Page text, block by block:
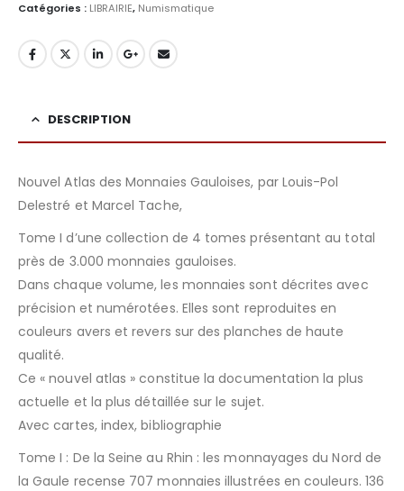
Catégories : LIBRAIRIE, Numismatique
DESCRIPTION
Nouvel Atlas des Monnaies Gauloises, par Louis-Pol
Delestré et Marcel Tache,
Tome I d’une collection de 4 tomes présentant au total
près de 3.000 monnaies gauloises.
Dans chaque volume, les monnaies sont décrites avec
précision et numérotées. Elles sont reproduites en
couleurs avers et revers sur des planches de haute
qualité.
Ce « nouvel atlas » constitue la documentation la plus
actuelle et la plus détaillée sur le sujet.
Avec cartes, index, bibliographie
Tome I : De la Seine au Rhin : les monnayages du Nord de
la Gaule recense 707 monnaies illustrées en couleurs. 136